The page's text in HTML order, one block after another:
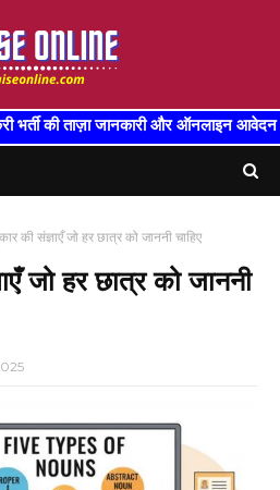
भर्ती की ताज़ा जानकारी और ऑनलाइन आवेदन
की संज्ञाएँ जो हर छात्र को जाननी चाहिए
जो हर छात्र को जाननी